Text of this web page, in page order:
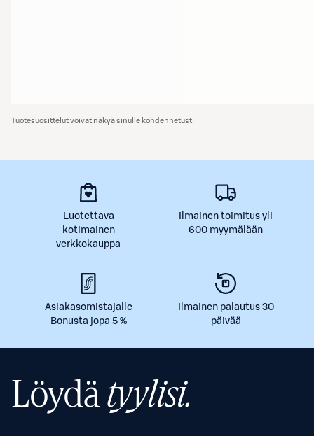
Tuotesuosittelut voivat näkyä sinulle kohdennetusti
Luotettava
kotimainen
verkkokauppa
Ilmainen toimitus yli
600 myymälään
Asiakasomistajalle
Bonusta jopa 5 %
Ilmainen palautus 30
päivää
Löydätyylisi.